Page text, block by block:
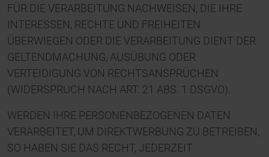
FÜR DIE VERARBEITUNG NACHWEISEN, DIE IHRE
INTERESSEN, RECHTE UND FREIHEITEN
ÜBERWIEGEN ODER DIE VERARBEITUNG DIENT DER
GELTENDMACHUNG, AUSÜBUNG ODER
VERTEIDIGUNG VON RECHTSANSPRÜCHEN
(WIDERSPRUCH NACH ART. 21 ABS. 1 DSGVO).
WERDEN IHRE PERSONENBEZOGENEN DATEN
VERARBEITET, UM DIREKTWERBUNG ZU BETREIBEN,
SO HABEN SIE DAS RECHT, JEDERZEIT